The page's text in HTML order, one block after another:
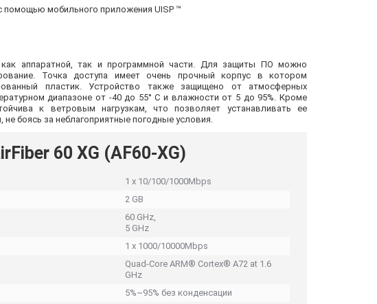
помощью мобильного приложения UISP ™
аппаратной, так и программной части. Для защиты ПО можно
Точка доступа имеет очень прочный корпус в котором
пластик. Устройство также защищено от атмосферных
диапазоне от -40 до 55° C и влажности от 5 до 95%. Кроме
к ветровым нагрузкам, что позволяет устанавливать ее
боясь за неблагоприятные погодные условия.
60 XG (AF60-XG)
1 x 10/100/1000Mbps
2 GB
60 GHz,
5 GHz
1 x 1000/10000Mbps
Quad-Core ARM® Cortex® A72 at 1.6
GHz
5%~95% без конденсации